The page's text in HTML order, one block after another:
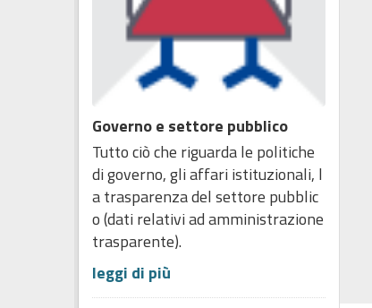
Governo e settore pubblico
Tutto ciò che riguarda le politiche
di governo, gli affari istituzionali, l
a trasparenza del settore pubblic
o (dati relativi ad amministrazione
trasparente).
leggi di più